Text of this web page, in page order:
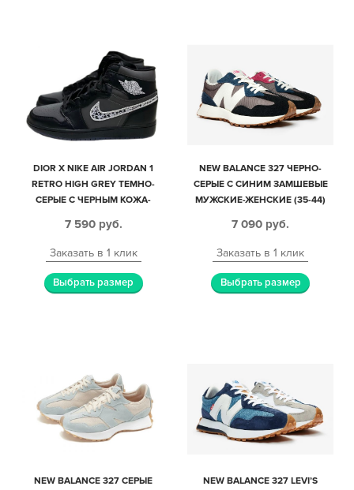
DIOR X NIKE AIR JORDAN 1
RETRO HIGH GREY ТЕМНО-
СЕРЫЕ С ЧЕРНЫМ КОЖА-
7 590 руб.
Заказать в 1 клик
Выбрать размер
NEW BALANCE 327 ЧЕРНО-
СЕРЫЕ С СИНИМ ЗАМШЕВЫЕ
МУЖСКИЕ-ЖЕНСКИЕ (35-44)
7 090 руб.
Заказать в 1 клик
Выбрать размер
NEW BALANCE 327 СЕРЫЕ
NEW BALANCE 327 LEVI’S